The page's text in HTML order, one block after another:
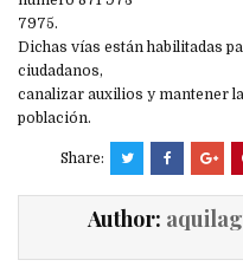
7975.
Dichas vías están habilitadas
ciudadanos,
canalizar auxilios y mantener
población.
Share:
Author: